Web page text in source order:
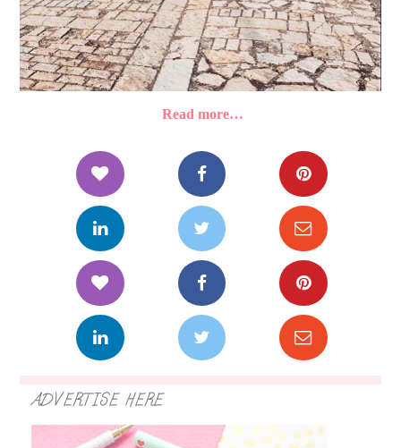
Read more…
ADVERTISE HERE